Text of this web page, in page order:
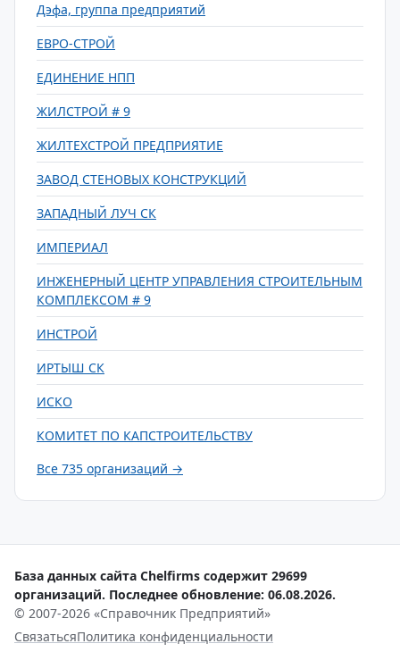
Дэфа, группа предприятий
ЕВРО-СТРОЙ
ЕДИНЕНИЕ НПП
ЖИЛСТРОЙ # 9
ЖИЛТЕХСТРОЙ ПРЕДПРИЯТИЕ
ЗАВОД СТЕНОВЫХ КОНСТРУКЦИЙ
ЗАПАДНЫЙ ЛУЧ СК
ИМПЕРИАЛ
ИНЖЕНЕРНЫЙ ЦЕНТР УПРАВЛЕНИЯ СТРОИТЕЛЬНЫМ
КОМПЛЕКСОМ # 9
ИНСТРОЙ
ИРТЫШ СК
ИСКО
КОМИТЕТ ПО КАПСТРОИТЕЛЬСТВУ
Все 735 организаций →
База данных сайта Chelfirms содержит 29699
организаций. Последнее обновление: 06.08.2026.
© 2007-2026 «Справочник Предприятий»
СвязатьсяПолитика конфиденциальности